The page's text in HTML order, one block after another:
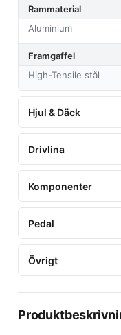
Rammaterial
Aluminium
Framgaffel
High-Tensile stål
Hjul & Däck
Nav
Shimano nav
Drivlina
Bakväxel
Shimano Nexus
Växelreglage
Kedja
Komponenter
Styrstam
Aluminium/rostfritt
Pedal
Nylon med antislip
Övrigt